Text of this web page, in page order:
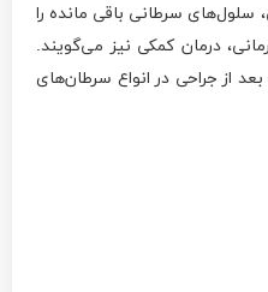
سلول‌های سرطانی باقی مانده را
درمان کمکی نیز می‌گویند.
از جراحی در انواع سرطان‌های